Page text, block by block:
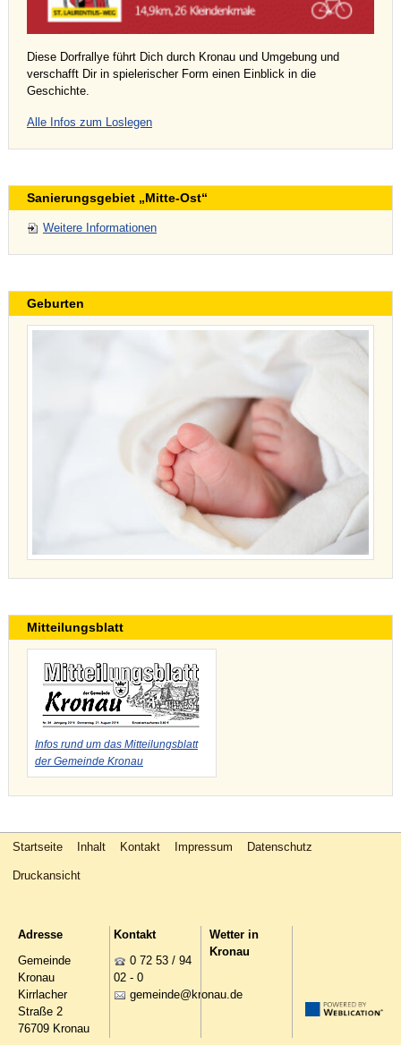
Diese Dorfrallye führt Dich durch Kronau und Umgebung und
verschafft Dir in spielerischer Form einen Einblick in die
Geschichte.
Alle Infos zum Loslegen
Sanierungsgebiet „Mitte-Ost“
Weitere Informationen
Geburten
Mitteilungsblatt
Infos rund um das Mitteilungsblatt
der Gemeinde Kronau
Startseite Inhalt Kontakt Impressum Datenschutz
Druckansicht
Adresse
Gemeinde
Kronau
Kirrlacher
Straße 2
76709 Kronau
Kontakt
0 72 53 / 94
02 - 0
g m nd kr n d
Wetter in
Kronau